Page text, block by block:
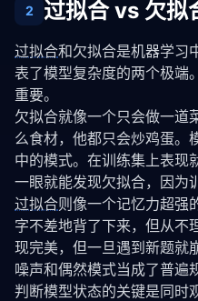
2 过拟合 vs 欠拟
过拟合和欠拟合是机器学习
表了模型复杂度的两个极端
重要。
欠拟合就像一个只会做一
么食材，他都只会炒鸡蛋。
中的模式。在训练集上表现
一眼就能发现欠拟合，因为
过拟合则像一个记忆力超强
字不差地背了下来，但从不
现完美，但一旦遇到新题就
噪声和偶然模式当成了普遍
判断模型状态的关键是同时